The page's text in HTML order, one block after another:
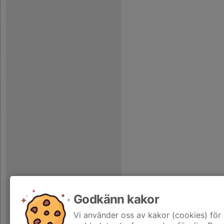
Godkänn kakor
Vi använder oss av kakor (cookies)